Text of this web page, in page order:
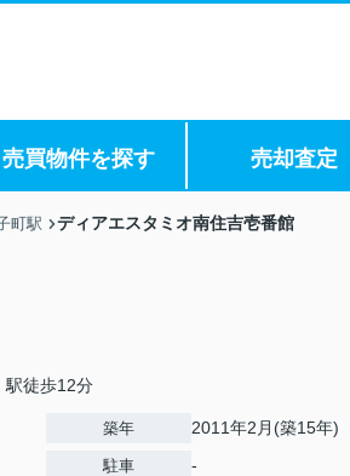
売買物件を探す 売却査定
町駅 ディアエスタミオ南住吉壱番館
駅徒歩12分
築年 2011年2月(築15年)
駐車 -